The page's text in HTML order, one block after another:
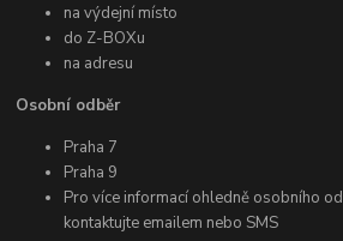
na výdejní místo
do Z-BOXu
na adresu
Osobní odběr
Praha 7
Praha 9
Pro více informací ohledně osobního
kontaktujte emailem nebo SMS